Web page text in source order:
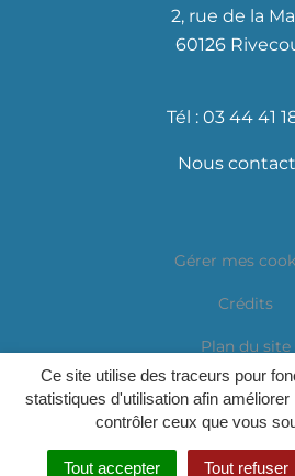
Ce site utilise des traceurs pour
statistiques d'utilisation afin
contrôler ceux que vous
Tout accepter Tout refuser
2, rue de la
60126
Tél : 03 44 41
Nous
Gérer mes
Crédits
Plan du site
Accessibilité
Politique de